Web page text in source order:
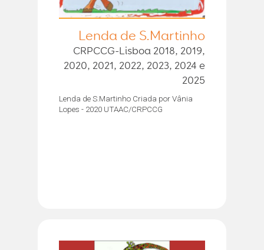
Lenda de S.Martinho
CRPCCG-Lisboa 2018, 2019,
2020, 2021, 2022, 2023, 2024 e
2025
Lenda de S.Martinho Criada por Vânia
Lopes - 2020 UTAAC/CRPCCG